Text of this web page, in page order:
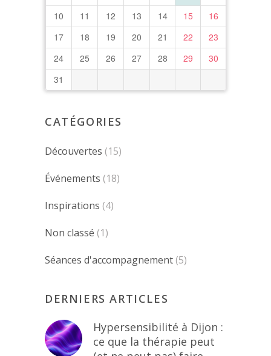
10
11 12 13 14 15
16
17
18 19 20 21 22
23
24
25 26 27 28 29
30
31
CATÉGORIES
Découvertes (15)
Événements (18)
Inspirations (4)
Non classé (1)
Séances d'accompagnement (5)
DERNIERS ARTICLES
Hypersensibilité à Dijon :
ce que la thérapie peut